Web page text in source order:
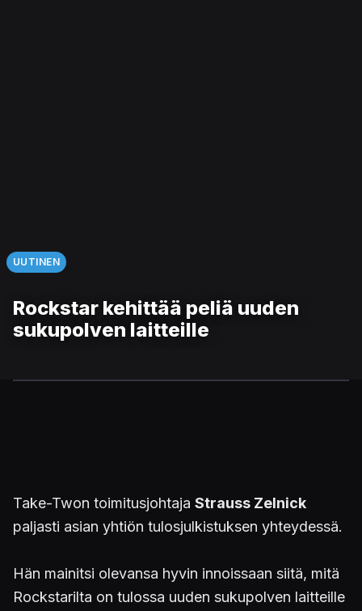
UUTINEN
Rockstar kehittää peliä uuden
sukupolven laitteille
Take-Twon toimitusjohtaja Strauss Zelnick
paljasti asian yhtiön tulosjulkistuksen yhteydessä.
Hän mainitsi olevansa hyvin innoissaan siitä, mitä
Rockstarilta on tulossa uuden sukupolven laitteille